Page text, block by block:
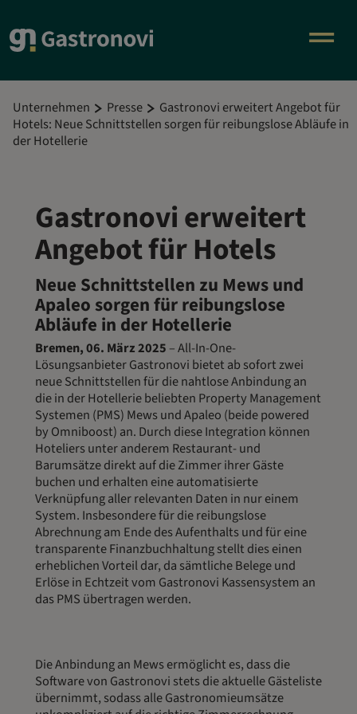
Unternehmen Presse
Gastronovi erweitert Angebot für
Hotels: Neue Schnittstellen sorgen für reibungslose Abläufe in
der Hotellerie
Gastronovi erweitert
Angebot für Hotels
Neue Schnittstellen zu Mews und
Apaleo sorgen für reibungslose
Abläufe in der Hotellerie
Bremen, 06. März 2025 – All-In-One-
Lösungsanbieter Gastronovi bietet ab sofort zwei
neue Schnittstellen für die nahtlose Anbindung an
die in der Hotellerie beliebten Property Management
Systemen (PMS) Mews und Apaleo (beide powered
by Omniboost) an. Durch diese Integration können
Hoteliers unter anderem Restaurant- und
Barumsätze direkt auf die Zimmer ihrer Gäste
buchen und erhalten eine automatisierte
Verknüpfung aller relevanten Daten in nur einem
System. Insbesondere für die reibungslose
Abrechnung am Ende des Aufenthalts und für eine
transparente Finanzbuchhaltung stellt dies einen
erheblichen Vorteil dar, da sämtliche Belege und
Erlöse in Echtzeit vom Gastronovi Kassensystem an
das PMS übertragen werden.
Die Anbindung an Mews ermöglicht es, dass die
Software von Gastronovi stets die aktuelle Gästeliste
übernimmt, sodass alle Gastronomieumsätze